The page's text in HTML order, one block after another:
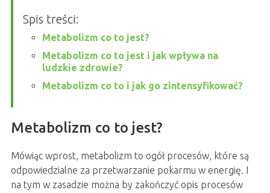
Spis treści:
Metabolizm co to jest?
Metabolizm co to jest i jak wpływa na
ludzkie zdrowie?
Metabolizm co to i jak go zintensyfikować?
Metabolizm co to jest?
Mówiąc wprost, metabolizm to ogół procesów, które są
odpowiedzialne za przetwarzanie pokarmu w energię. I
na tym w zasadzie można by zakończyć opis procesów